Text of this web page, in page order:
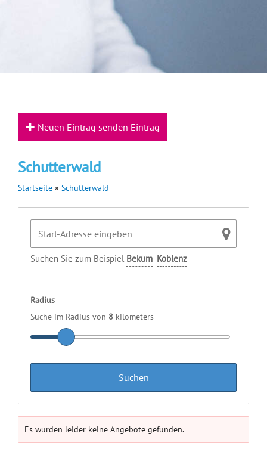
Neuen Eintrag senden Eintrag
Schutterwald
Startseite » Schutterwald
Suchen Sie zum Beispiel Bekum Koblenz
Radius
Suche im Radius von 8 kilometers
Es wurden leider keine Angebote gefunden.